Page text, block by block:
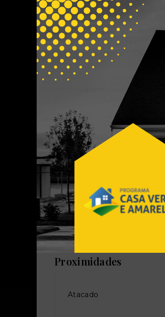
Outras Informações
Referência:
91170522
Situação:
Novo
Possui mobília?:
Sem mobília
Proximidades
Atacado